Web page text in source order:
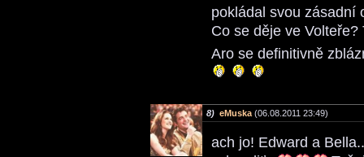
pokládal svou zásadní
Co se děje ve
Aro se definitivně
8) eMuska (06.08.2011 23:49)
ach jo! Edward a